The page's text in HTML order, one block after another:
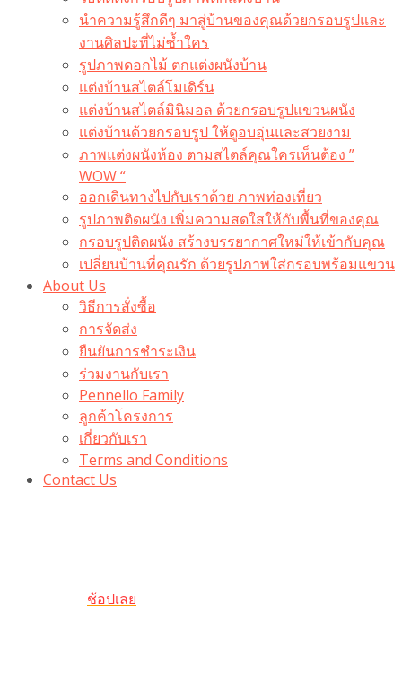
นำความรู้สึกดีๆ มาสู่บ้านของคุณด้วยกรอบรูปและ
งานศิลปะที่ไม่ซ้ำใคร
รูปภาพดอกไม้ ตกแต่งผนังบ้าน
แต่งบ้านสไตล์โมเดิร์น
แต่งบ้านสไตล์มินิมอล ด้วยกรอบรูปแขวนผนัง
แต่งบ้านด้วยกรอบรูป ให้ดูอบอุ่นและสวยงาม
ภาพแต่งผนังห้อง ตามสไตล์คุณใครเห็นต้อง ”
WOW “
ออกเดินทางไปกับเราด้วย ภาพท่องเที่ยว
รูปภาพติดผนัง เพิ่มความสดใสให้กับพื้นที่ของคุณ
กรอบรูปติดผนัง สร้างบรรยากาศใหม่ให้เข้ากับคุณ
เปลี่ยนบ้านที่คุณรัก ด้วยรูปภาพใส่กรอบพร้อมแขวน​
About Us
วิธีการสั่งซื้อ
การจัดส่ง
ยืนยันการชำระเงิน
ร่วมงานกับเรา
Pennello Family
ลูกค้าโครงการ
เกี่ยวกับเรา
Terms and Conditions
Contact Us
ช้อปเลย